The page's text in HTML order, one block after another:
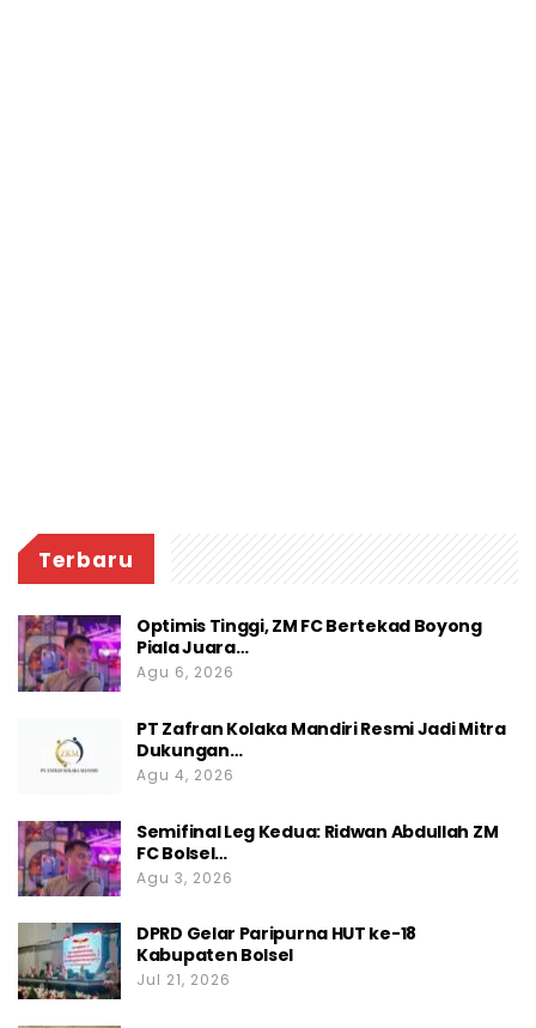
Terbaru
Optimis Tinggi, ZM FC Bertekad Boyong
Piala Juara…
Agu 6, 2026
PT Zafran Kolaka Mandiri Resmi Jadi Mitra
Dukungan…
Agu 4, 2026
Semifinal Leg Kedua: Ridwan Abdullah ZM
FC Bolsel…
Agu 3, 2026
DPRD Gelar Paripurna HUT ke-18
Kabupaten Bolsel
Jul 21, 2026